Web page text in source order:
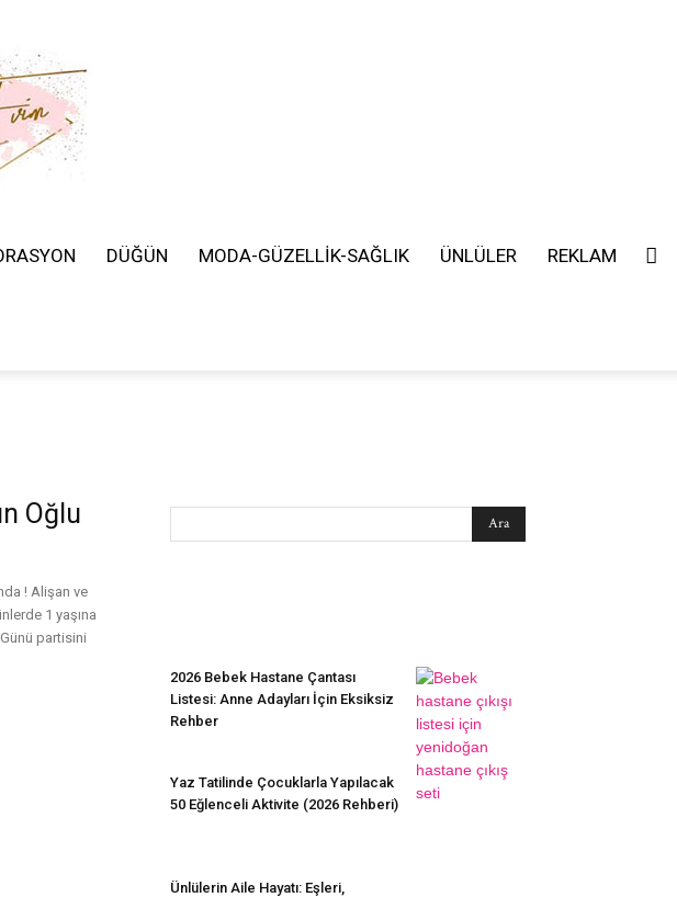
DÜĞÜN MODA-GÜZELLİK-SAĞLIK ÜNLÜLER REKLAM
Oğlu
! Alişan ve
1 yaşına
partisini
2026 Bebek Hastane Çantası
Listesi: Anne Adayları İçin Eksiksiz
Rehber
Yaz Tatilinde Çocuklarla Yapılacak
50 Eğlenceli Aktivite (2026 Rehberi)
Ünlülerin Aile Hayatı: Eşleri,